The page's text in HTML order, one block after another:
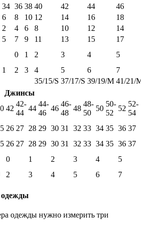
34 36 38 40 42 44
46
6 8 10 12 14 16
18
2 4 6 8 10 12
14
5 7 9 11 13 15
17
0 1 2 3 4
5
1 2 3 4 5 6
7
35/15/S 37/17/S 39/19/M 41/21/
Джинсы
42
42-
44
44
44-
46
46
46-
48
48
48-
50
50
50-
52
52
52-
54
26 27 28 29 30 31 32 33 34 35 36 37
26 27 28 29 30 31 32 33 34 35 36 37
0 1 2 3 4
5
2 3 4 5 6 7
одежды
одежды нужно измерить три